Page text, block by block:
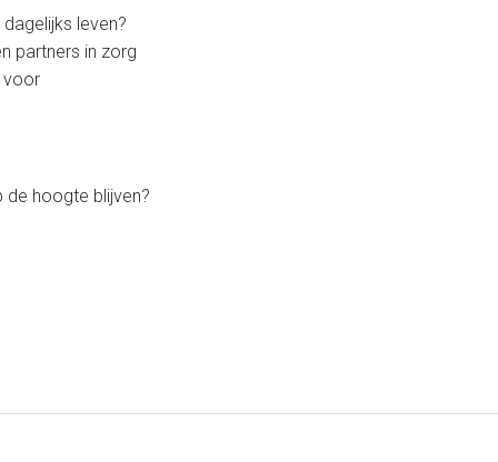
leven?
partners in zorg
voor
de hoogte blijven?